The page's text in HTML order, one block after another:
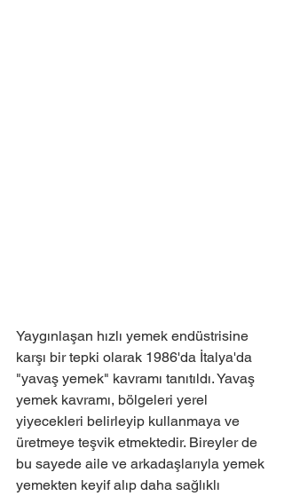
Yaygınlaşan hızlı yemek endüstrisine
karşı bir tepki olarak 1986'da İtalya'da
"yavaş yemek" kavramı tanıtıldı. Yavaş
yemek kavramı, bölgeleri yerel
yiyecekleri belirleyip kullanmaya ve
üretmeye teşvik etmektedir. Bireyler de
bu sayede aile ve arkadaşlarıyla yemek
yemekten keyif alıp daha sağlıklı